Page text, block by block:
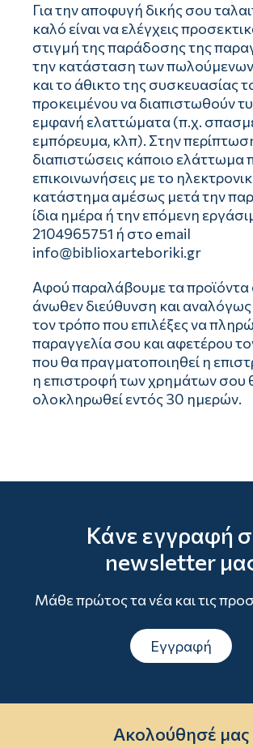
Για την αποφυγή δικής σου
καλό είναι να ελέγχεις
στιγμή της παράδοσης της
την κατάσταση των
και το άθικτο της συσκευασίας
προκειμένου να διαπιστωθούν
εμφανή ελαττώματα (π.χ.
εμπόρευμα, κλπ). Στην
διαπιστώσεις κάποιο ελάττωμα
επικοινωνήσεις με το
κατάστημα αμέσως μετά την
ίδια ημέρα ή την επόμενη
2104965751 ή στο email
info@biblioxarteboriki.gr
Αφού παραλάβουμε τα προϊόντα
άνωθεν διεύθυνση και
τον τρόπο που επιλέξες να
παραγγελία σου και αφετέρου
που θα πραγματοποιηθεί η
η επιστροφή των χρημάτων σου
ολοκληρωθεί εντός 30 ημερών.
Κάνε εγγραφή
newsletter
Μάθε πρώτος τα νέα και τις
Εγγραφή
Ακολούθησέ μας